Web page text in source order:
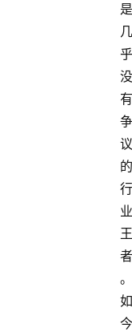
是
几
乎
没
有
争
议
的
行
业
王
者
。
如
今